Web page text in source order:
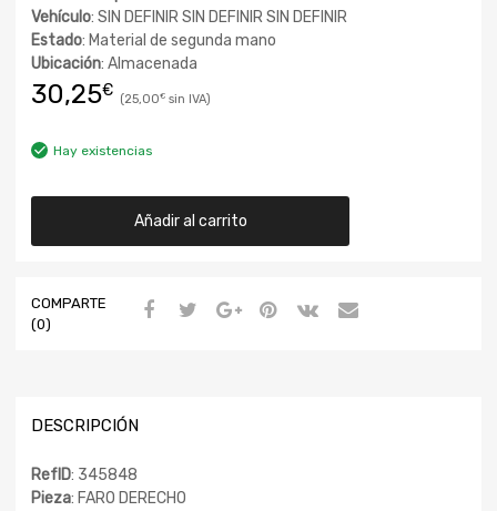
Vehículo: SIN DEFINIR SIN DEFINIR SIN DEFINIR
Estado: Material de segunda mano
Ubicación: Almacenada
30,25€ 25,00€
Hay existencias
Añadir al carrito
COMPARTE
(0)
DESCRIPCIÓN
RefID: 345848
Pieza: FARO DERECHO